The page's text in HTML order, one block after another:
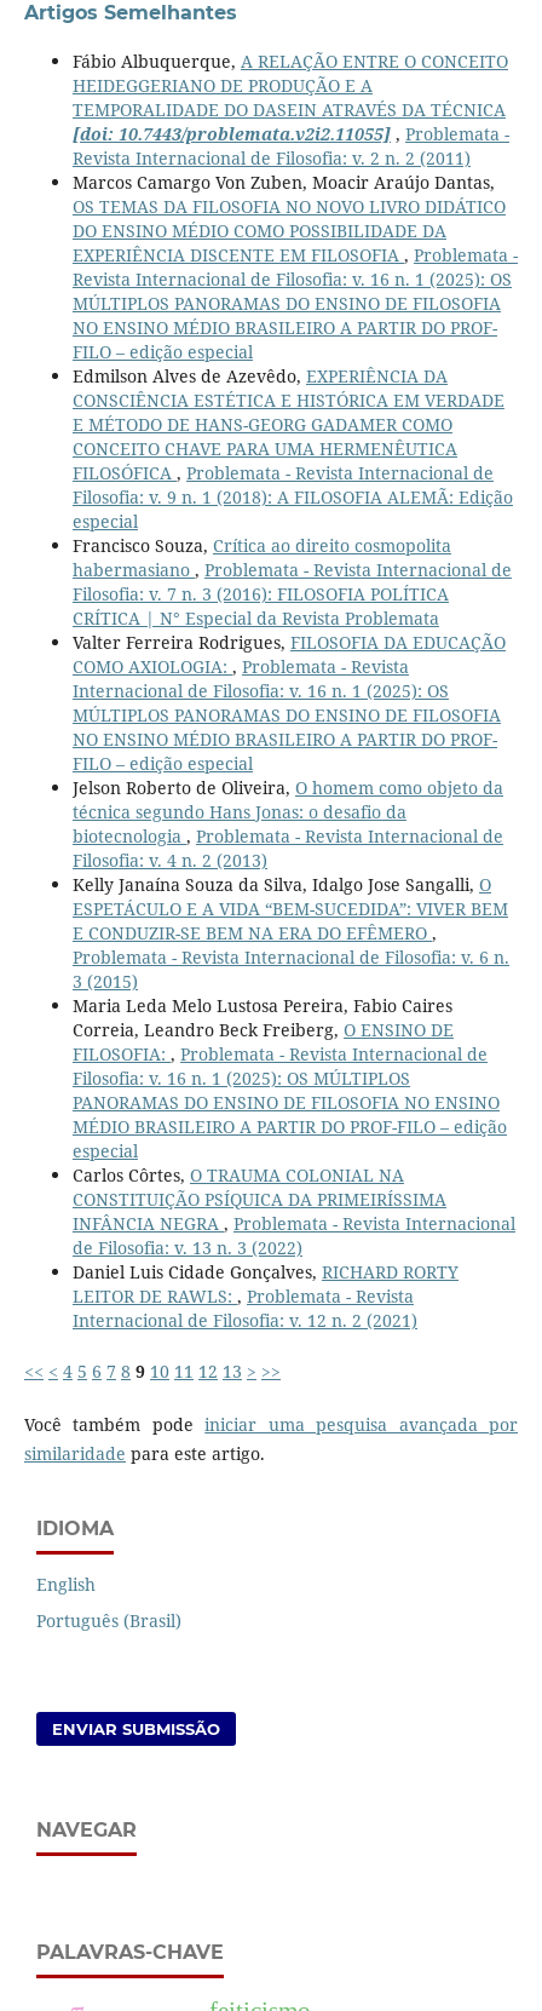
Artigos Semelhantes
Fábio Albuquerque, A RELAÇÃO ENTRE O CONCEITO
HEIDEGGERIANO DE PRODUÇÃO E A
TEMPORALIDADE DO DASEIN ATRAVÉS DA TÉCNICA
[doi: 10.7443/problemata.v2i2.11055], Problemata -
Revista Internacional de Filosofia: v. 2 n. 2 (2011)
Marcos Camargo Von Zuben, Moacir Araújo Dantas,
OS TEMAS DA FILOSOFIA NO NOVO LIVRO DIDÁTICO
DO ENSINO MÉDIO COMO POSSIBILIDADE DA
EXPERIÊNCIA DISCENTE EM FILOSOFIA , Problemata -
Revista Internacional de Filosofia: v. 16 n. 1 (2025): OS
MÚLTIPLOS PANORAMAS DO ENSINO DE FILOSOFIA
NO ENSINO MÉDIO BRASILEIRO A PARTIR DO PROF-
FILO – edição especial
Edmilson Alves de Azevêdo, EXPERIÊNCIA DA
CONSCIÊNCIA ESTÉTICA E HISTÓRICA EM VERDADE
E MÉTODO DE HANS-GEORG GADAMER COMO
CONCEITO CHAVE PARA UMA HERMENÊUTICA
FILOSÓFICA , Problemata - Revista Internacional de
Filosofia: v. 9 n. 1 (2018): A FILOSOFIA ALEMÃ: Edição
especial
Francisco Souza, Crítica ao direito cosmopolita
habermasiano , Problemata - Revista Internacional de
Filosofia: v. 7 n. 3 (2016): FILOSOFIA POLÍTICA
CRÍTICA | N° Especial da Revista Problemata
Valter Ferreira Rodrigues, FILOSOFIA DA EDUCAÇÃO
COMO AXIOLOGIA: , Problemata - Revista
Internacional de Filosofia: v. 16 n. 1 (2025): OS
MÚLTIPLOS PANORAMAS DO ENSINO DE FILOSOFIA
NO ENSINO MÉDIO BRASILEIRO A PARTIR DO PROF-
FILO – edição especial
Jelson Roberto de Oliveira, O homem como objeto da
técnica segundo Hans Jonas: o desafio da
biotecnologia , Problemata - Revista Internacional de
Filosofia: v. 4 n. 2 (2013)
Kelly Janaína Souza da Silva, Idalgo Jose Sangalli, O
ESPETÁCULO E A VIDA “BEM-SUCEDIDA”: VIVER BEM
E CONDUZIR-SE BEM NA ERA DO EFÊMERO ,
Problemata - Revista Internacional de Filosofia: v. 6 n.
3 (2015)
Maria Leda Melo Lustosa Pereira, Fabio Caires
Correia, Leandro Beck Freiberg, O ENSINO DE
FILOSOFIA: , Problemata - Revista Internacional de
Filosofia: v. 16 n. 1 (2025): OS MÚLTIPLOS
PANORAMAS DO ENSINO DE FILOSOFIA NO ENSINO
MÉDIO BRASILEIRO A PARTIR DO PROF-FILO – edição
especial
Carlos Côrtes, O TRAUMA COLONIAL NA
CONSTITUIÇÃO PSÍQUICA DA PRIMEIRÍSSIMA
INFÂNCIA NEGRA , Problemata - Revista Internacional
de Filosofia: v. 13 n. 3 (2022)
Daniel Luis Cidade Gonçalves, RICHARD RORTY
LEITOR DE RAWLS: , Problemata - Revista
Internacional de Filosofia: v. 12 n. 2 (2021)
<< < 4 5 6 7 8 9 10 11 12 13 > >>
Você também podeiniciar uma pesquisa avançada por
similaridade para este artigo.
IDIOMA
English
Português (Brasil)
ENVIAR SUBMISSÃO
NAVEGAR
PALAVRAS-CHAVE